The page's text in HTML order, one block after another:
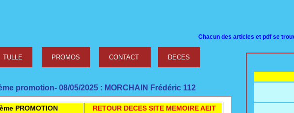
cun des articles et pdf se trouvant sur
TULLE PROMOS CONTACT DECES
promotion- 08/05/2025 : MORCHAIN Frédéric 112
PROMOTION RETOUR DECES SITE MEMOIRE AEIT